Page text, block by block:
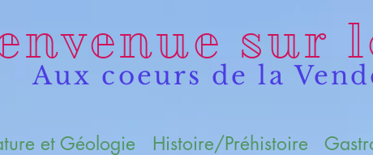
sur
Aux coeurs de la
et Géologie Histoire/Préhistoire